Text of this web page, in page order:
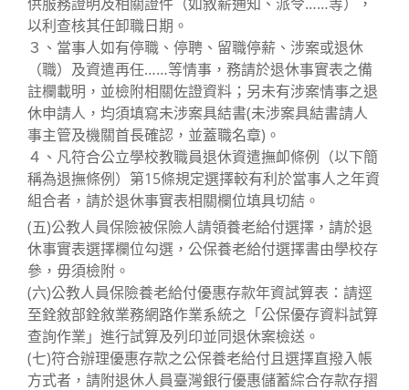
以利查核其任卸職日期。
３、當事人如有停職、停聘、留職停薪、涉案或退休
（職）及資遣再任……等情事，務請於退休事實表之備
註欄載明，並檢附相關佐證資料；另未有涉案情事之退
休申請人，均須填寫未涉案具結書(未涉案具結書請人
事主管及機關首長確認，並蓋職名章)。
４、凡符合公立學校教職員退休資遣撫卹條例（以下簡
稱為退撫條例）第15條規定選擇較有利於當事人之年資
組合者，請於退休事實表相關欄位填具切結。
(五)公教人員保險被保險人請領養老給付選擇，請於退
休事實表選擇欄位勾選，公保養老給付選擇書由學校存
參，毋須檢附。
(六)公教人員保險養老給付優惠存款年資試算表：請逕
至銓敘部銓敘業務網路作業系統之「公保優存資料試算
查詢作業」進行試算及列印並同退休案檢送。
(七)符合辦理優惠存款之公保養老給付且選擇直撥入帳
方式者，請附退休人員臺灣銀行優惠儲蓄綜合存款存摺